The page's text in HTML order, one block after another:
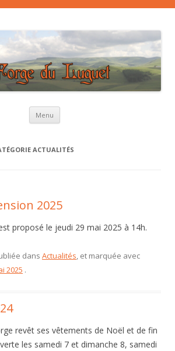
Menu Aller au contenu principal
ACTUALITÉS
2025
proposé le jeudi 29 mai 2025 à 14h.
dans Actualités, et marquée avec
2025 .
revêt ses vêtements de Noël et de fin
les samedi 7 et dimanche 8, samedi